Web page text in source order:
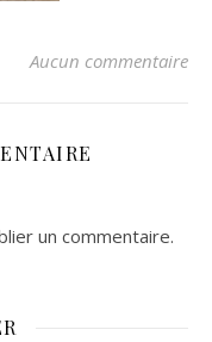
Aucun commentaire
un commentaire.